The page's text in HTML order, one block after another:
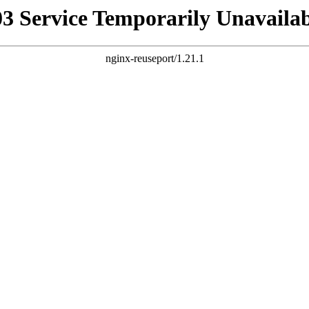
Service Temporarily
nginx-reuseport/1.21.1